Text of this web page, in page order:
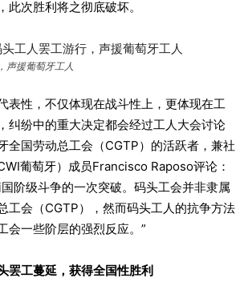
此次胜利将之彻底破坏。
声援葡萄牙工人
表性，不仅体现在战斗性上，更体现在工
纠纷中的重大决定都会经过工人大会讨论
全国劳动总工会（CGTP）的活跃者，兼社
葡萄牙）成员Francisco Raposo评论：
阶级斗争的一次突破。码头工会并非隶属
工会（CGTP），然而码头工人的抗争方法
会一些阶层的强烈反应。”
罢工蔓延， 获得全国性胜利